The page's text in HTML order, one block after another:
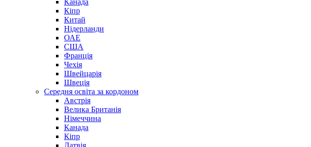
Канада
Кіпр
Китай
Нідерланди
ОАЕ
США
Франція
Чехія
Швейцарія
Швеція
Середня освіта за кордоном
Австрія
Велика Британія
Німеччина
Канада
Кіпр
Латвія